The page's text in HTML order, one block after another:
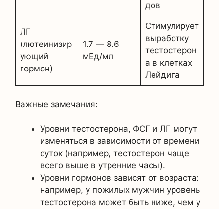
дов
ЛГ
(лютеинизир
ующий
гормон)
1.7 — 8.6
мЕд/мл
Стимулирует
выработку
тестостерон
а в клетках
Лейдига
Важные замечания:
Уровни тестостерона, ФСГ и ЛГ могут
изменяться в зависимости от времени
суток (например, тестостерон чаще
всего выше в утренние часы).
Уровни гормонов зависят от возраста:
например, у пожилых мужчин уровень
тестостерона может быть ниже, чем у